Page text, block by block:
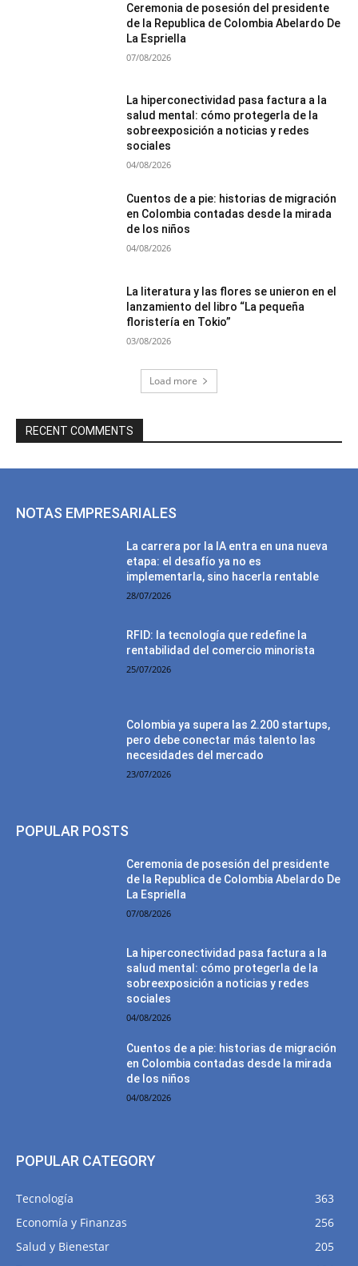
Ceremonia de posesión del presidente
de la Republica de Colombia Abelardo De
La Espriella
07/08/2026
La hiperconectividad pasa factura a la
salud mental: cómo protegerla de la
sobreexposición a noticias y redes
sociales
04/08/2026
Cuentos de a pie: historias de migración
en Colombia contadas desde la mirada
de los niños
04/08/2026
La literatura y las flores se unieron en el
lanzamiento del libro “La pequeña
floristería en Tokio”
03/08/2026
Load more
RECENT COMMENTS
NOTAS EMPRESARIALES
La carrera por la IA entra en una nueva
etapa: el desafío ya no es
implementarla, sino hacerla rentable
28/07/2026
RFID: la tecnología que redefine la
rentabilidad del comercio minorista
25/07/2026
Colombia ya supera las 2.200 startups,
pero debe conectar más talento las
necesidades del mercado
23/07/2026
POPULAR POSTS
Ceremonia de posesión del presidente
de la Republica de Colombia Abelardo De
La Espriella
07/08/2026
La hiperconectividad pasa factura a la
salud mental: cómo protegerla de la
sobreexposición a noticias y redes
sociales
04/08/2026
Cuentos de a pie: historias de migración
en Colombia contadas desde la mirada
de los niños
04/08/2026
POPULAR CATEGORY
Tecnología
363
Economía y Finanzas
256
Salud y Bienestar
205